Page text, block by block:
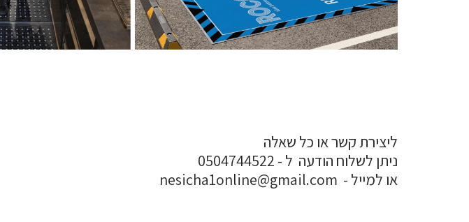
ליצירת קשר או כל שאלה
ניתן לשלוח הודעה ל - 0504744522
או למייל - nesicha1online@gmail.com